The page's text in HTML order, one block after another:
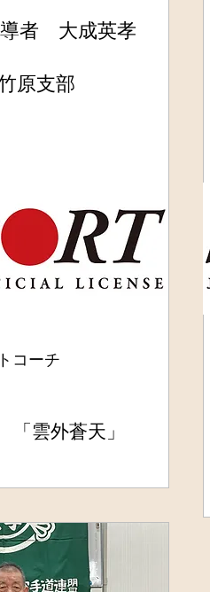
者 大成英孝
原支部
コーチ
雲外蒼天」